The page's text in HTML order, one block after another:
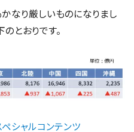
なり厳しいものになりまし
とおりです。
シャルコンテンツ